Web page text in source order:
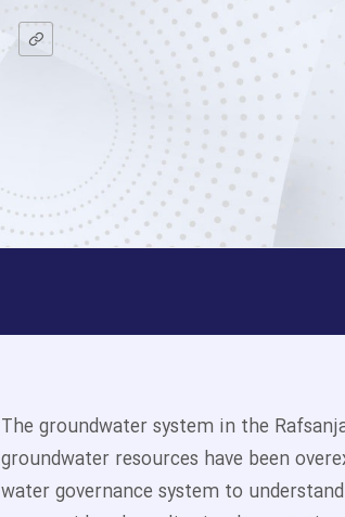
The groundwater system in the
groundwater resources have been
water governance system to